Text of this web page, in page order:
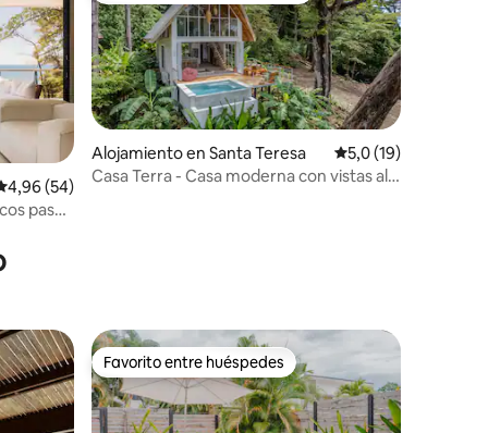
promedio: 4,96 de 5. 54 evaluaciones
4,96 (54)
pasos
Alojamiento en Santa Teresa Calificación
5,0 (19)
Casa Terra - Casa moderna con vistas al
destacadosFavorito entre huéspedes
Favorito entre huéspedes